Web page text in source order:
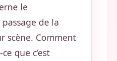
le
de la
scène. Comment
que c’est